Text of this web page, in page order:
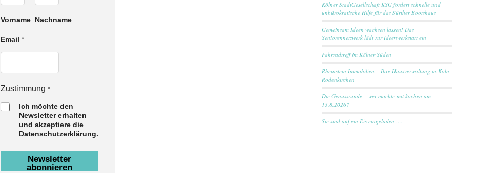
Vorname Nachname
Z
m
u
n
m
Email *
Zustimmung *
Ich möchte den
Newsletter erhalten
und akzeptiere die
Datenschutzerklärung.
Newsletter
abonnieren
Kölner StadtGesellschaft KSG fordert schnelle und
unbürokratische Hilfe für das Sürther Bootshaus
Gemeinsam Ideen wachsen lassen! Das
Seniorennetzwerk lädt zur Ideenwerkstatt ein
Fahrradtreff im Kölner Süden
Rheinstein Immobilien – Ihre Hausverwaltung in Köln-
Rodenkirchen
Die Genussrunde – wer möchte mit kochen am
13.8.2026?
Sie sind auf ein Eis eingeladen ….